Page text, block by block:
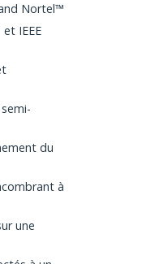
Nortel™
IEEE
du
à
une